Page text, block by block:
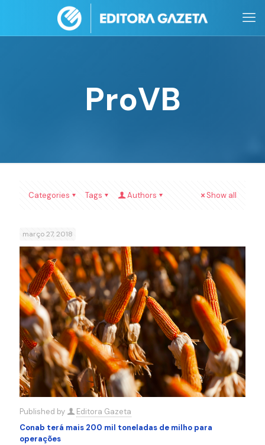
ProVB
Categories Tags Authors Show all
março 27, 2018
Published by
Editora Gazeta
Conab terá mais 200 mil toneladas de milho para
operações